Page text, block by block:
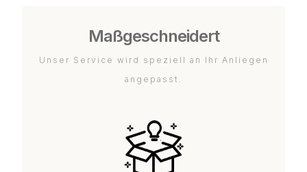
Maßgeschneidert
Unser Service wird speziell an Ihr Anliegen
angepasst.